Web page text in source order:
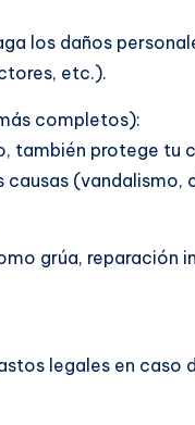
los daños
etc.).
completos):
también protege tu
(vandalismo,
grúa, reparación
legales en